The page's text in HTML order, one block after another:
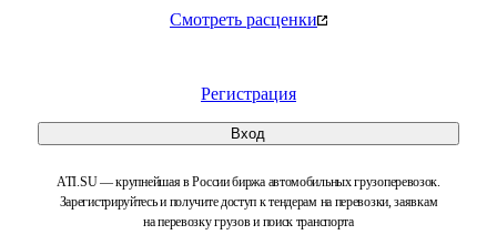
Смотреть расценки
Регистрация
Вход
ATI.SU — крупнейшая в России биржа автомобильных грузоперевозок.
Зарегистрируйтесь и получите доступ к тендерам на перевозки, заявкам
на перевозку грузов и поиск транспорта